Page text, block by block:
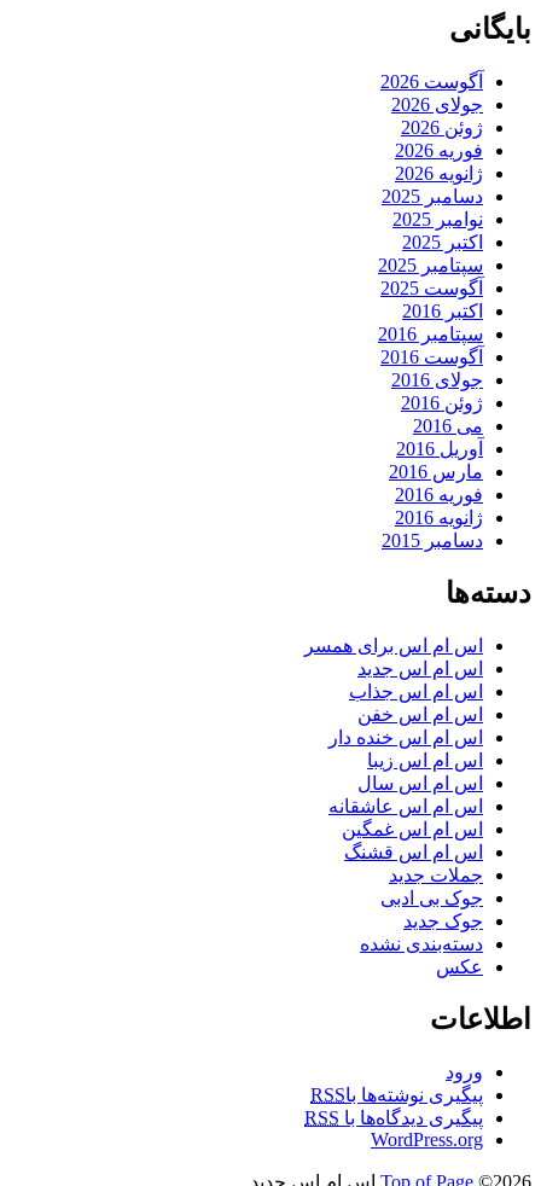
بایگانی
آگوست 2026
جولای 2026
ژوئن 2026
فوریه 2026
ژانویه 2026
دسامبر 2025
نوامبر 2025
اکتبر 2025
سپتامبر 2025
آگوست 2025
اکتبر 2016
سپتامبر 2016
آگوست 2016
جولای 2016
ژوئن 2016
می 2016
آوریل 2016
مارس 2016
فوریه 2016
ژانویه 2016
دسامبر 2015
دسته‌ها
اس ام اس برای همسر
اس ام اس جدید
اس ام اس جذاب
اس ام اس خفن
اس ام اس خنده دار
اس ام اس زیبا
اس ام اس سال
اس ام اس عاشقانه
اس ام اس غمگین
اس ام اس قشنگ
جملات جدید
جوک بی ادبی
جوک جدید
دسته‌بندی نشده
عکس
اطلاعات
ورود
پیگیری نوشته‌ها باRSS
پیگیری دیدگاه‌ها با RSS
WordPress.org
Top of Page ©2026 اس ام اس جدید